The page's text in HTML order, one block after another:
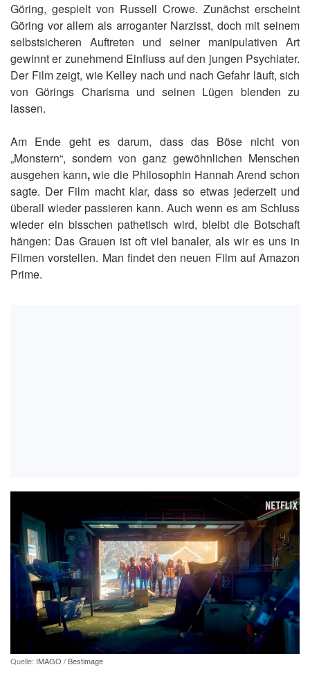
Göring, gespielt von Russell Crowe. Zunächst erscheint
Göring vor allem als arroganter Narzisst, doch mit seinem
selbstsicheren Auftreten und seiner manipulativen Art
gewinnt er zunehmend Einfluss auf den jungen Psychiater.
Der Film zeigt, wie Kelley nach und nach Gefahr läuft, sich
von Görings Charisma und seinen Lügen blenden zu
lassen.
Am Ende geht es darum, dass das Böse nicht von
„Monstern“, sondern von ganz gewöhnlichen Menschen
ausgehen kann,wie die Philosophin Hannah Arend schon
sagte. Der Film macht klar, dass so etwas jederzeit und
überall wieder passieren kann. Auch wenn es am Schluss
wieder ein bisschen pathetisch wird, bleibt die Botschaft
hängen: Das Grauen ist oft viel banaler, als wir es uns in
Filmen vorstellen. Man findet den neuen Film auf Amazon
Prime.
Quelle: IMAGO / Bestimage